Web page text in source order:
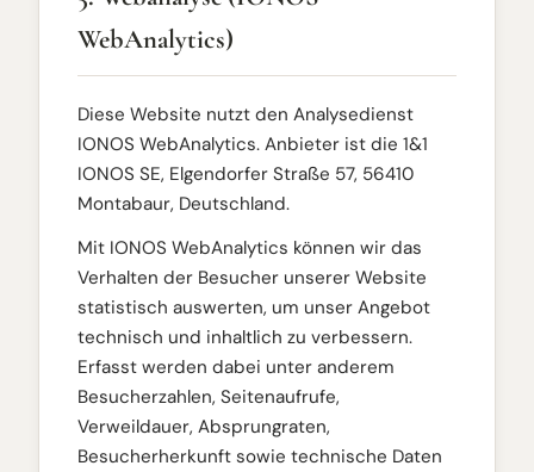
WebAnalytics)
Diese Website nutzt den Analysedienst
IONOS WebAnalytics. Anbieter ist die 1&1
IONOS SE, Elgendorfer Straße 57, 56410
Montabaur, Deutschland.
Mit IONOS WebAnalytics können wir das
Verhalten der Besucher unserer Website
statistisch auswerten, um unser Angebot
technisch und inhaltlich zu verbessern.
Erfasst werden dabei unter anderem
Besucherzahlen, Seitenaufrufe,
Verweildauer, Absprungraten,
Besucherherkunft sowie technische Daten